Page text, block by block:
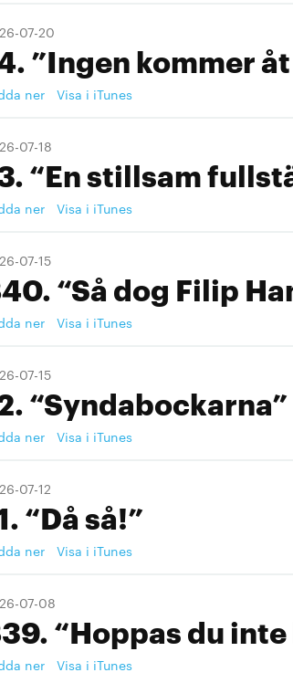
07-20
”Ingen kommer
ner Visa i iTunes
07-18
“En stillsam
ner Visa i iTunes
07-15
“Så dog Filip
ner Visa i iTunes
07-15
“Syndabockarna”
ner Visa i iTunes
07-12
“Då så!”
ner Visa i iTunes
07-08
“Hoppas du
ner Visa i iTunes